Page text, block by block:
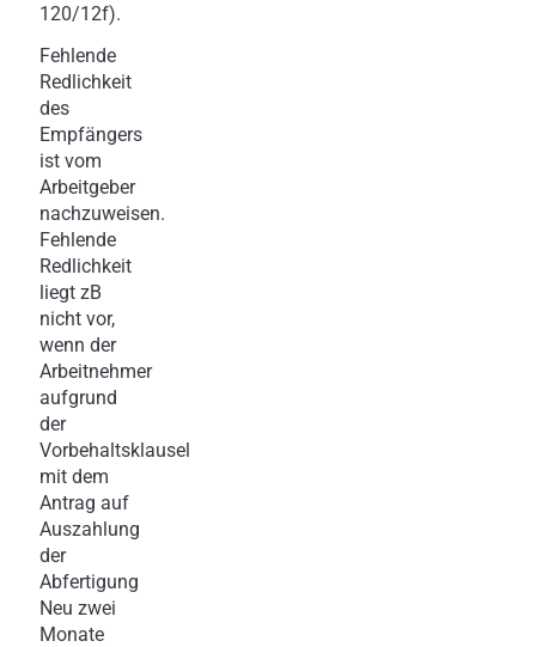
120/12f).
Fehlende
Redlichkeit
des
Empfängers
ist vom
Arbeitgeber
nachzuweisen.
Fehlende
Redlichkeit
liegt zB
nicht vor,
wenn der
Arbeitnehmer
aufgrund
der
Vorbehaltsklausel
mit dem
Antrag auf
Auszahlung
der
Abfertigung
Neu zwei
Monate